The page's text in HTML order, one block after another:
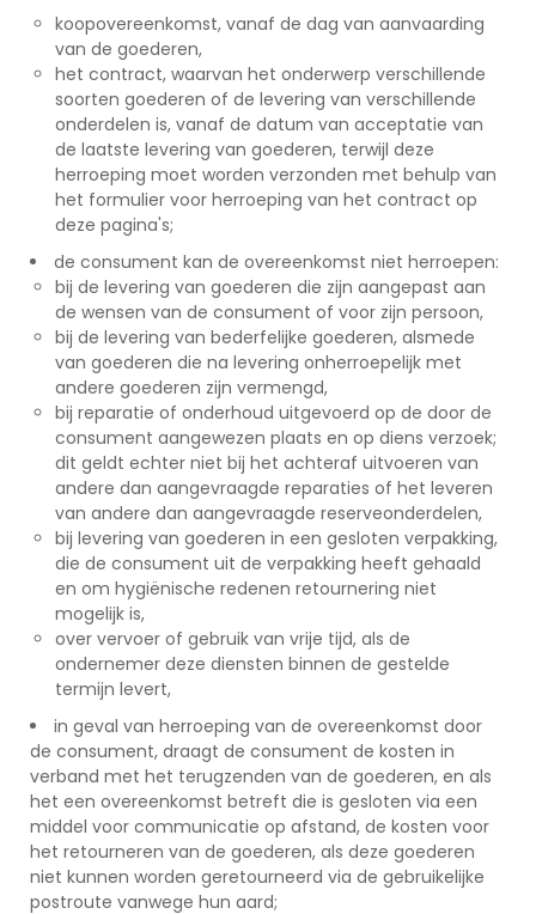
koopovereenkomst, vanaf de dag van aanvaarding
van de goederen,
het contract, waarvan het onderwerp verschillende
soorten goederen of de levering van verschillende
onderdelen is, vanaf de datum van acceptatie van
de laatste levering van goederen, terwijl deze
herroeping moet worden verzonden met behulp van
het formulier voor herroeping van het contract op
deze pagina's;
de consument kan de overeenkomst niet herroepen:
bij de levering van goederen die zijn aangepast aan
de wensen van de consument of voor zijn persoon,
bij de levering van bederfelijke goederen, alsmede
van goederen die na levering onherroepelijk met
andere goederen zijn vermengd,
bij reparatie of onderhoud uitgevoerd op de door de
consument aangewezen plaats en op diens verzoek;
dit geldt echter niet bij het achteraf uitvoeren van
andere dan aangevraagde reparaties of het leveren
van andere dan aangevraagde reserveonderdelen,
bij levering van goederen in een gesloten verpakking,
die de consument uit de verpakking heeft gehaald
en om hygiënische redenen retournering niet
mogelijk is,
over vervoer of gebruik van vrije tijd, als de
ondernemer deze diensten binnen de gestelde
termijn levert,
in geval van herroeping van de overeenkomst door
de consument, draagt de consument de kosten in
verband met het terugzenden van de goederen, en als
het een overeenkomst betreft die is gesloten via een
middel voor communicatie op afstand, de kosten voor
het retourneren van de goederen, als deze goederen
niet kunnen worden geretourneerd via de gebruikelijke
postroute vanwege hun aard;